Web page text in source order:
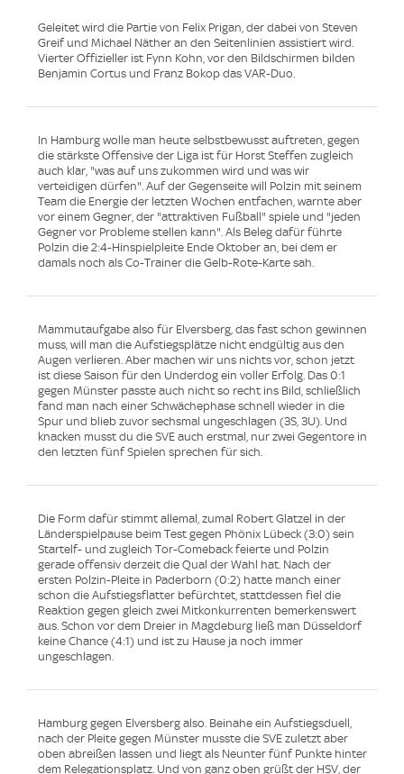
Geleitet wird die Partie von Felix Prigan, der dabei von Steven
Greif und Michael Näther an den Seitenlinien assistiert wird.
Vierter Offizieller ist Fynn Kohn, vor den Bildschirmen bilden
Benjamin Cortus und Franz Bokop das VAR-Duo.
In Hamburg wolle man heute selbstbewusst auftreten, gegen
die stärkste Offensive der Liga ist für Horst Steffen zugleich
auch klar, "was auf uns zukommen wird und was wir
verteidigen dürfen". Auf der Gegenseite will Polzin mit seinem
Team die Energie der letzten Wochen entfachen, warnte aber
vor einem Gegner, der "attraktiven Fußball" spiele und "jeden
Gegner vor Probleme stellen kann". Als Beleg dafür führte
Polzin die 2:4-Hinspielpleite Ende Oktober an, bei dem er
damals noch als Co-Trainer die Gelb-Rote-Karte sah.
Mammutaufgabe also für Elversberg, das fast schon gewinnen
muss, will man die Aufstiegsplätze nicht endgültig aus den
Augen verlieren. Aber machen wir uns nichts vor, schon jetzt
ist diese Saison für den Underdog ein voller Erfolg. Das 0:1
gegen Münster passte auch nicht so recht ins Bild, schließlich
fand man nach einer Schwächephase schnell wieder in die
Spur und blieb zuvor sechsmal ungeschlagen (3S, 3U). Und
knacken musst du die SVE auch erstmal, nur zwei Gegentore in
den letzten fünf Spielen sprechen für sich.
Die Form dafür stimmt allemal, zumal Robert Glatzel in der
Länderspielpause beim Test gegen Phönix Lübeck (3:0) sein
Startelf- und zugleich Tor-Comeback feierte und Polzin
gerade offensiv derzeit die Qual der Wahl hat. Nach der
ersten Polzin-Pleite in Paderborn (0:2) hatte manch einer
schon die Aufstiegsflatter befürchtet, stattdessen fiel die
Reaktion gegen gleich zwei Mitkonkurrenten bemerkenswert
aus. Schon vor dem Dreier in Magdeburg ließ man Düsseldorf
keine Chance (4:1) und ist zu Hause ja noch immer
ungeschlagen.
Hamburg gegen Elversberg also. Beinahe ein Aufstiegsduell,
nach der Pleite gegen Münster musste die SVE zuletzt aber
oben abreißen lassen und liegt als Neunter fünf Punkte hinter
dem Relegationsplatz. Und von ganz oben grüßt der HSV, der